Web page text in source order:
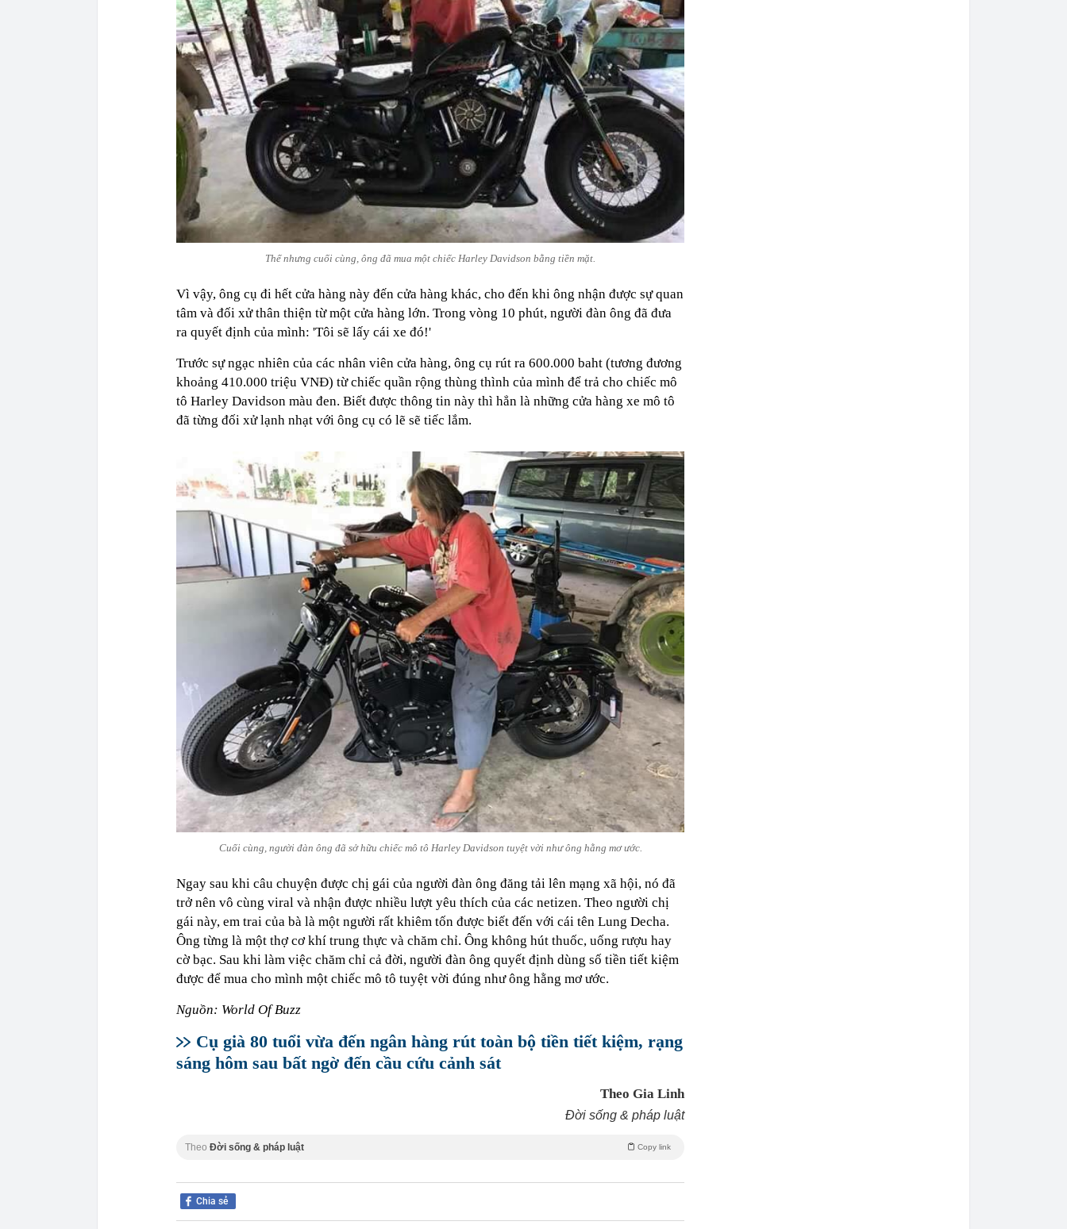
Thế nhưng cuối cùng, ông đã mua một chiếc Harley Davidson bằng tiền mặt.
Vì vậy, ông cụ đi hết cửa hàng này đến cửa hàng khác, cho đến khi ông nhận được sự quan
tâm và đối xử thân thiện từ một cửa hàng lớn. Trong vòng 10 phút, người đàn ông đã đưa
ra quyết định của mình: 'Tôi sẽ lấy cái xe đó!'
Trước sự ngạc nhiên của các nhân viên cửa hàng, ông cụ rút ra 600.000 baht (tương đương
khoảng 410.000 triệu VNĐ) từ chiếc quần rộng thùng thình của mình để trả cho chiếc mô
tô Harley Davidson màu đen. Biết được thông tin này thì hẳn là những cửa hàng xe mô tô
đã từng đối xử lạnh nhạt với ông cụ có lẽ sẽ tiếc lắm.
Cuối cùng, người đàn ông đã sở hữu chiếc mô tô Harley Davidson tuyệt vời như ông hằng mơ ước.
Ngay sau khi câu chuyện được chị gái của người đàn ông đăng tải lên mạng xã hội, nó đã
trở nên vô cùng viral và nhận được nhiều lượt yêu thích của các netizen. Theo người chị
gái này, em trai của bà là một người rất khiêm tốn được biết đến với cái tên Lung Decha.
Ông từng là một thợ cơ khí trung thực và chăm chỉ. Ông không hút thuốc, uống rượu hay
cờ bạc. Sau khi làm việc chăm chỉ cả đời, người đàn ông quyết định dùng số tiền tiết kiệm
được để mua cho mình một chiếc mô tô tuyệt vời đúng như ông hằng mơ ước.
Nguồn: World Of Buzz
Cụ già 80 tuổi vừa đến ngân hàng rút toàn bộ tiền tiết kiệm, rạng
sáng hôm sau bất ngờ đến cầu cứu cảnh sát
Theo Gia Linh
Đời sống & pháp luật
Theo Đời sống & pháp luật Copy link
Chia sẻ